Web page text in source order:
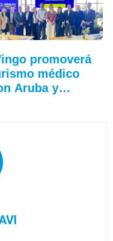
promoverá
médico
Aruba y